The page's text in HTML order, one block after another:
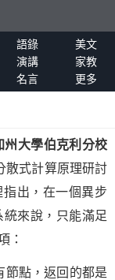
語錄
美文
演講
家教
名言 更多
州大學伯克利分校
散式計算原理研討
出，在一個異步
來說，只能滿足
：
節點，返回的都是